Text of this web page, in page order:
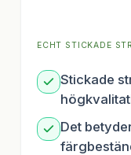
ECHT STICKADE
Stickade
Det